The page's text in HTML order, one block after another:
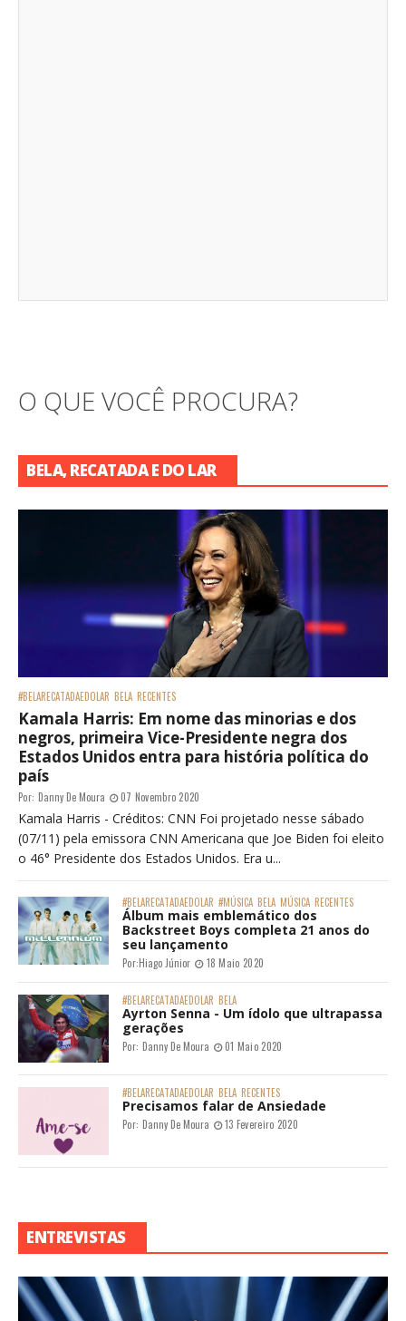
O QUE VOCÊ PROCURA?
BELA, RECATADA E DO LAR
#BELARECATADAEDOLAR BELA RECENTES
Kamala Harris: Em nome das minorias e dos
negros, primeira Vice-Presidente negra dos
Estados Unidos entra para história política do
país
Por: Danny De Moura 07 Novembro 2020
Kamala Harris - Créditos: CNN Foi projetado nesse sábado
(07/11) pela emissora CNN Americana que Joe Biden foi eleito
o 46° Presidente dos Estados Unidos. Era u...
#BELARECATADAEDOLAR #MÚSICA BELA MÚSICA RECENTES
Álbum mais emblemático dos
Backstreet Boys completa 21 anos do
seu lançamento
Por:Hiago Júnior 18 Maio 2020
#BELARECATADAEDOLAR BELA
Ayrton Senna - Um ídolo que ultrapassa
gerações
Por: Danny De Moura 01 Maio 2020
#BELARECATADAEDOLAR BELA RECENTES
Precisamos falar de Ansiedade
Por: Danny De Moura 13 Fevereiro 2020
ENTREVISTAS